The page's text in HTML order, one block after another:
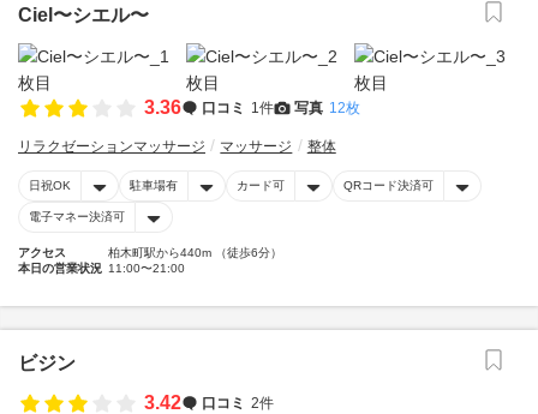
Ciel〜シエル〜
3.36 口コミ 1件 写真 12枚
リラクゼーションマッサージ マッサージ 整体
日祝OK 駐車場有 カード可 QRコード決済可
電子マネー決済可
アクセス
柏木町駅から440m （徒歩6分）
本日の営業状況 11:00〜21:00
ビジン
3.42
口コミ 2件